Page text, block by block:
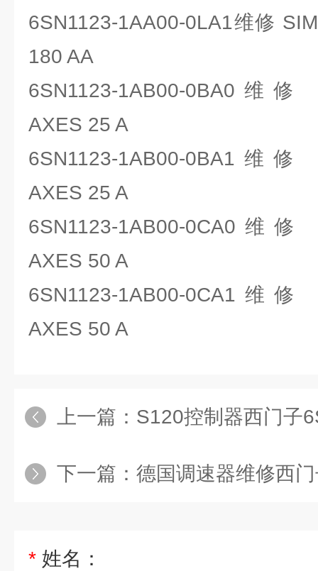
6SN1123-1AA00-0LA1维修
180 AA
6SN1123-1AB00-0BA0维修
AXES 25 A
6SN1123-1AB00-0BA1维修
AXES 25 A
6SN1123-1AB00-0CA0维修
AXES 50 A
6SN1123-1AB00-0CA1维修
AXES 50 A
上一篇： S120控制器西门子
下一篇： 德国调速器维修西门子6RA70
* 姓名：